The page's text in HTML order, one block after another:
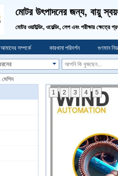
মোটর উৎপাদনের জন্য, বায়ু
মোটর ওয়াইল্ডিং, ওয়েল্ডিং, লেপ এবং পরীক্ষার ক্ষেত্রে
আমাদের সম্পর্কে কারখানা পরিদর্শন গুণমান
মেশিন
1 2 3 4 5